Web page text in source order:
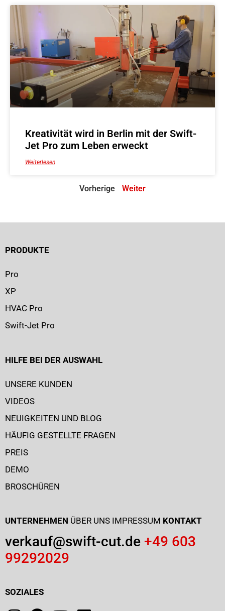
Kreativität wird in Berlin mit der Swift-
Jet Pro zum Leben erweckt
Weiterlesen
Vorherige Weiter
PRODUKTE
Pro
XP
HVAC Pro
Swift-Jet Pro
HILFE BEI DER AUSWAHL
UNSERE KUNDEN
VIDEOS
NEUIGKEITEN UND BLOG
HÄUFIG GESTELLTE FRAGEN
PREIS
DEMO
BROSCHÜREN
UNTERNEHMEN ÜBER UNS IMPRESSUM KONTAKT
verkauf@swift-cut.de +49 603
99292029
SOZIALES